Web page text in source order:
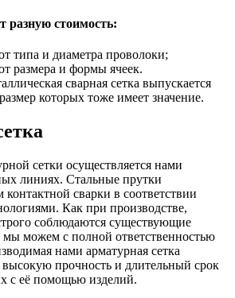
разную стоимость:
типа и диаметра проволоки;
размера и формы ячеек.
сварная сетка выпускается
которых тоже имеет значение.
сетки осуществляется нами
линиях. Стальные прутки
сварки в соответствии
Как при производстве,
соблюдаются существующие
можем с полной ответственностью
нами арматурная сетка
высокую прочность и длительный срок
с её помощью изделий.